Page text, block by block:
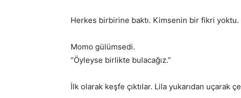
Herkes birbirine baktı. Kimsenin bir fikri yoktu.
Momo gülümsedi.
“Öyleyse birlikte bulacağız.”
İlk olarak keşfe çıktılar. Lila yukarıdan uçarak